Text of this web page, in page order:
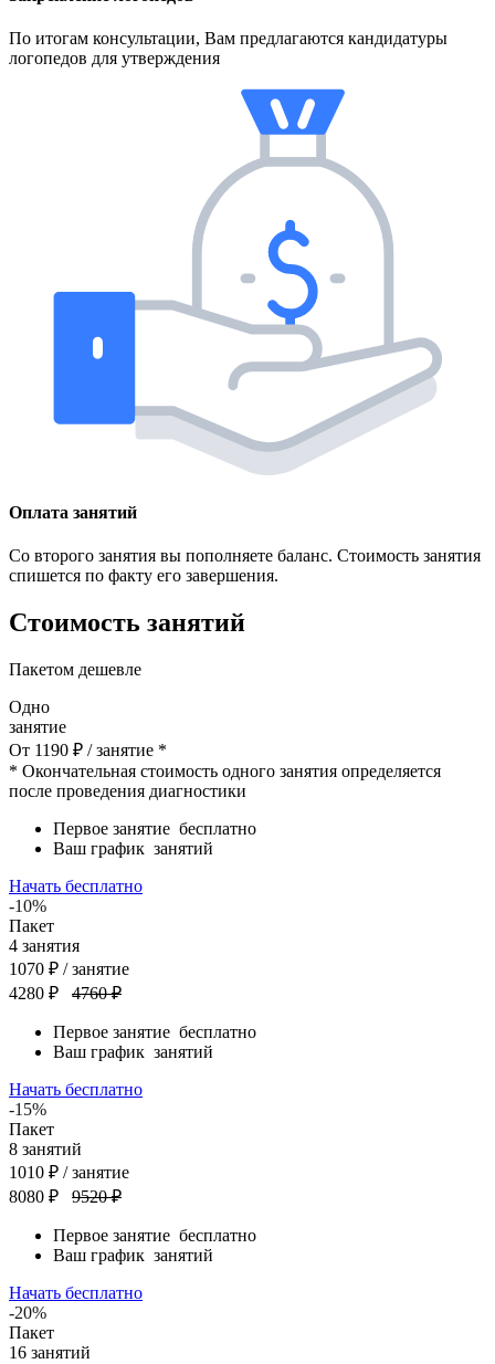
По итогам консультации, Вам предлагаются кандидатуры
логопедов для утверждения
Оплата занятий
Со второго занятия вы пополняете баланс. Стоимость занятия
спишется по факту его завершения.
Стоимость занятий
Пакетом дешевле
Одно
занятие
От 1190 ₽ / занятие *
* Окончательная стоимость одного занятия определяется
после проведения диагностики
Первое занятие бесплатно
Ваш график занятий
Начать бесплатно
-10%
Пакет
4 занятия
1070 ₽ / занятие
4280 ₽
4760 ₽
Первое занятие бесплатно
Ваш график занятий
Начать бесплатно
-15%
Пакет
8 занятий
1010 ₽ / занятие
8080 ₽
9520 ₽
Первое занятие бесплатно
Ваш график занятий
Начать бесплатно
-20%
Пакет
16 занятий